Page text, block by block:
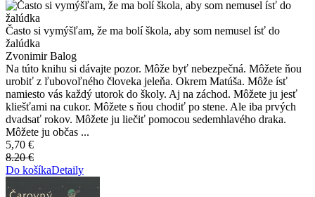
Často si vymýšľam, že ma bolí škola, aby som nemusel ísť do
žalúdka
Zvonimir Balog
Na túto knihu si dávajte pozor. Môže byť nebezpečná. Môžete ňou
urobiť z ľubovoľného človeka jeleňa. Okrem Matúša. Môže ísť
namiesto vás každý utorok do školy. Aj na záchod. Môžete ju jesť
kliešťami na cukor. Môžete s ňou chodiť po stene. Ale iba prvých
dvadsať rokov. Môžete ju liečiť pomocou sedemhlavého draka.
Môžete ju občas ...
5,70 €
8.20 €
Do košíkaDetaily